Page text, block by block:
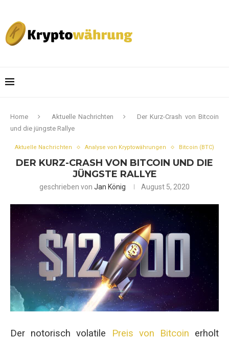
Home Aktuelle Nachrichten
Der Kurz-Crash von Bitcoin
und die jüngste Rallye
Aktuelle Nachrichten Analyse von Kryptowährungen Bitcoin (BTC)
DER KURZ-CRASH VON BITCOIN UND DIE
JÜNGSTE RALLYE
geschrieben von Jan König August 5, 2020
Der notorisch volatile Preis von Bitcoin erholt